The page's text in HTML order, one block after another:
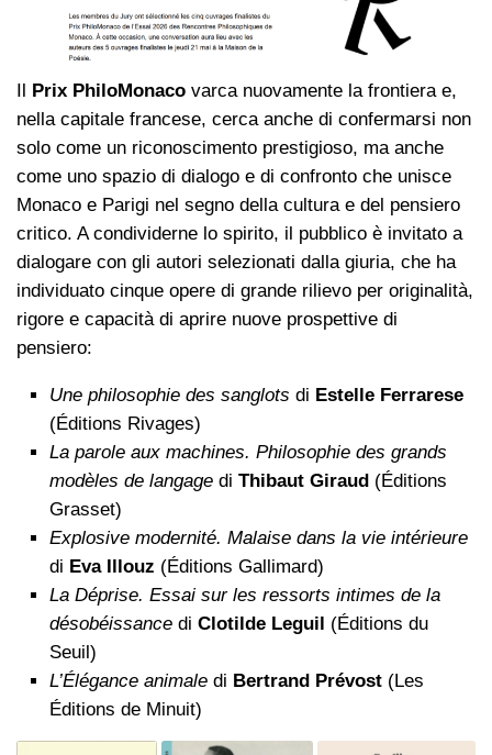
Il Prix PhiloMonaco varca nuovamente la frontiera e,
nella capitale francese, cerca anche di confermarsi non
solo come un riconoscimento prestigioso, ma anche
come uno spazio di dialogo e di confronto che unisce
Monaco e Parigi nel segno della cultura e del pensiero
critico. A condividerne lo spirito, il pubblico è invitato a
dialogare con gli autori selezionati dalla giuria, che ha
individuato cinque opere di grande rilievo per originalità,
rigore e capacità di aprire nuove prospettive di
pensiero:
Une philosophie des sanglots di Estelle Ferrarese
(Éditions Rivages)
La parole aux machines. Philosophie des grands
modèles de langage di Thibaut Giraud (Éditions
Grasset)
Explosive modernité. Malaise dans la vie intérieure
di Eva Illouz (Éditions Gallimard)
La Déprise. Essai sur les ressorts intimes de la
désobéissance di Clotilde Leguil (Éditions du
Seuil)
L’Élégance animale di Bertrand Prévost (Les
Éditions de Minuit)